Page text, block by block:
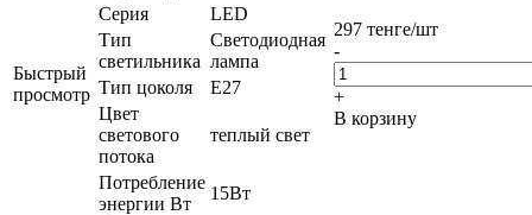
Быстрый
просмотр
Серия
LED
Тип
светильника
Светодиодная
лампа
Тип цоколя
E27
Цвет
светового
потока
теплый свет
Потребление
энергии Вт
15Вт
297 тенге/шт
-
+
В корзину